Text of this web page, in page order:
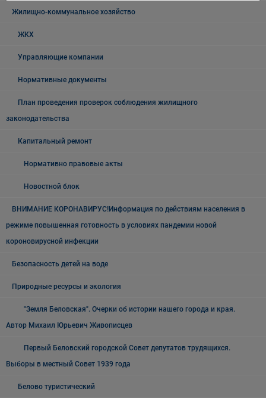
Жилищно-коммунальное хозяйство
ЖКХ
Управляющие компании
Нормативные документы
План проведения проверок соблюдения жилищного
законодательства
Капитальный ремонт
Нормативно правовые акты
Новостной блок
ВНИМАНИЕ КОРОНАВИРУС!Информация по действиям населения в
режиме повышенная готовность в условиях пандемии новой
короновирусной инфекции
Безопасность детей на воде
Природные ресурсы и экология
"Земля Беловская". Очерки об истории нашего города и края.
Автор Михаил Юрьевич Живописцев
Первый Беловский городской Совет депутатов трудящихся.
Выборы в местный Совет 1939 года
Белово туристический